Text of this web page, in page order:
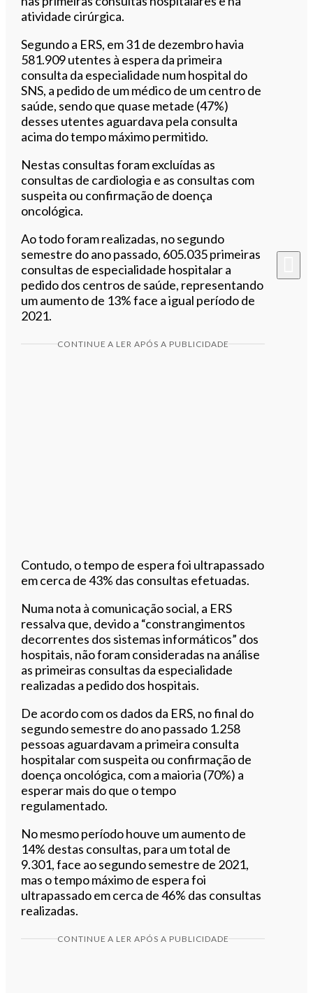
atividade cirúrgica.
Segundo a ERS, em 31 de dezembro havia
581.909 utentes à espera da primeira
consulta da especialidade num hospital do
SNS, a pedido de um médico de um centro de
saúde, sendo que quase metade (47%)
desses utentes aguardava pela consulta
acima do tempo máximo permitido.
Nestas consultas foram excluídas as
consultas de cardiologia e as consultas com
suspeita ou confirmação de doença
oncológica.
Ao todo foram realizadas, no segundo
semestre do ano passado, 605.035 primeiras
consultas de especialidade hospitalar a
pedido dos centros de saúde, representando
um aumento de 13% face a igual período de
2021.
CONTINUE A LER APÓS A PUBLICIDADE
Contudo, o tempo de espera foi ultrapassado
em cerca de 43% das consultas efetuadas.
Numa nota à comunicação social, a ERS
ressalva que, devido a “constrangimentos
decorrentes dos sistemas informáticos” dos
hospitais, não foram consideradas na análise
as primeiras consultas da especialidade
realizadas a pedido dos hospitais.
De acordo com os dados da ERS, no final do
segundo semestre do ano passado 1.258
pessoas aguardavam a primeira consulta
hospitalar com suspeita ou confirmação de
doença oncológica, com a maioria (70%) a
esperar mais do que o tempo
regulamentado.
No mesmo período houve um aumento de
14% destas consultas, para um total de
9.301, face ao segundo semestre de 2021,
mas o tempo máximo de espera foi
ultrapassado em cerca de 46% das consultas
realizadas.
CONTINUE A LER APÓS A PUBLICIDADE